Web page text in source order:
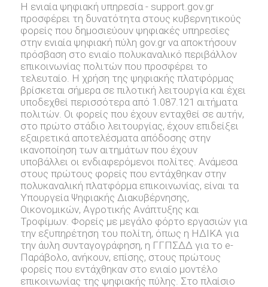
Η ενιαία ψηφιακή υπηρεσία - support.gov.gr
προσφέρει τη δυνατότητα στους κυβερνητικούς
φορείς που δημοσιεύουν ψηφιακές υπηρεσίες
στην ενιαία ψηφιακή πύλη gov.gr να αποκτήσουν
πρόσβαση στο ενιαίο πολυκαναλικό περιβάλλον
επικοινωνίας πολιτών που προσφέρει το
τελευταίο. Η χρήση της ψηφιακής πλατφόρμας
βρίσκεται σήμερα σε πιλοτική λειτουργία και έχει
υποδεχθεί περισσότερα από 1.087.121 αιτήματα
πολιτών. Οι φορείς που έχουν ενταχθεί σε αυτήν,
στο πρώτο στάδιο λειτουργίας, έχουν επιδείξει
εξαιρετικά αποτελέσματα απόδοσης στην
ικανοποίηση των αιτημάτων που έχουν
υποβάλλει οι ενδιαφερόμενοι πολίτες. Ανάμεσα
στους πρώτους φορείς που εντάχθηκαν στην
πολυκαναλική πλατφόρμα επικοινωνίας, είναι τα
Υπουργεία Ψηφιακής Διακυβέρνησης,
Οικονομικών, Αγροτικής Ανάπτυξης και
Τροφίμων. Φορείς με μεγάλο φόρτο εργασιών για
την εξυπηρέτηση του πολίτη, όπως η ΗΔΙΚΑ για
την άυλη συνταγογράφηση, η ΓΓΠΣΔΔ για το e-
Παράβολο, ανήκουν, επίσης, στους πρώτους
φορείς που εντάχθηκαν στο ενιαίο μοντέλο
επικοινωνίας της ψηφιακής πύλης. Στο πλαίσιο